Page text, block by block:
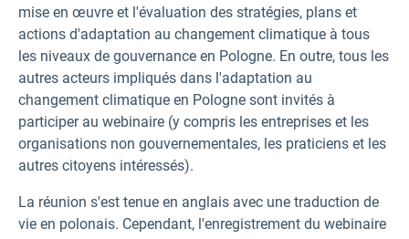
mise en œuvre et l'évaluation des stratégies, plans et
actions d'adaptation au changement climatique à tous
les niveaux de gouvernance en Pologne. En outre, tous les
autres acteurs impliqués dans l'adaptation au
changement climatique en Pologne sont invités à
participer au webinaire (y compris les entreprises et les
organisations non gouvernementales, les praticiens et les
autres citoyens intéressés).
La réunion s'est tenue en anglais avec une traduction de
vie en polonais. Cependant, l'enregistrement du webinaire